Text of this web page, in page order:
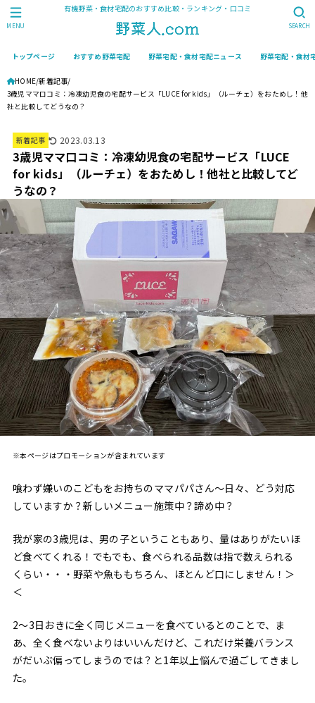
有機野菜・食材宅配のおすすめ比較・ランキング・口コミ
トップページ おすすめ野菜宅配 野菜宅配・食材宅配ニュース 野菜宅配・食材
SEARCH
MENU
HOME 新着記事
3歳児ママ口コミ：冷凍幼児食の宅配サービス「LUCE for kids」（ルーチェ）をおためし！他
社と比較してどうなの？
新着記事 2023.03.13
3歳児ママ口コミ：冷凍幼児食の宅配サービス「LUCE
for kids」（ルーチェ）をおためし！他社と比較してど
うなの？
※本ページはプロモーションが含まれています
喰わず嫌いのこどもをお持ちのママパパさん〜日々、どう対応
していますか？新しいメニュー施策中？諦め中？
我が家の3歳児は、男の子ということもあり、量はありがたいほ
ど食べてくれる！でもでも、食べられる品数は指で数えられる
くらい・・・野菜や魚ももちろん、ほとんど口にしません！＞
＜
2〜3日おきに全く同じメニューを食べているとのことで、ま
あ、全く食べないよりはいいんだけど、これだけ栄養バランス
がだいぶ偏ってしまうのでは？と1年以上悩んで過ごしてきまし
た。